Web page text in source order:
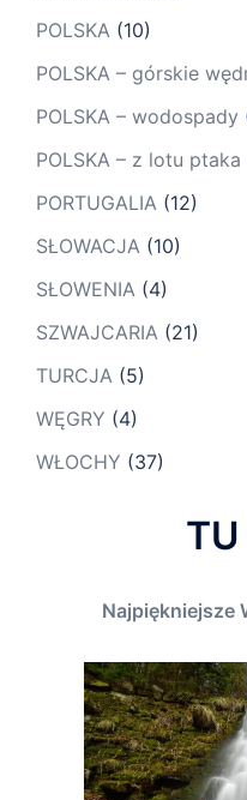
POLSKA (10)
POLSKA – górskie
POLSKA – wodospady
POLSKA – z lotu ptaka
PORTUGALIA (12)
SŁOWACJA (10)
SŁOWENIA (4)
SZWAJCARIA (21)
TURCJA (5)
WĘGRY (4)
WŁOCHY (37)
Najpiękniejsze